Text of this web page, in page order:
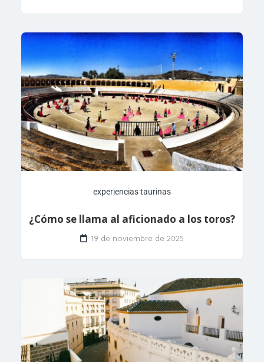
experiencias taurinas
¿Cómo se llama al aficionado a los toros?
19 de noviembre de 2025